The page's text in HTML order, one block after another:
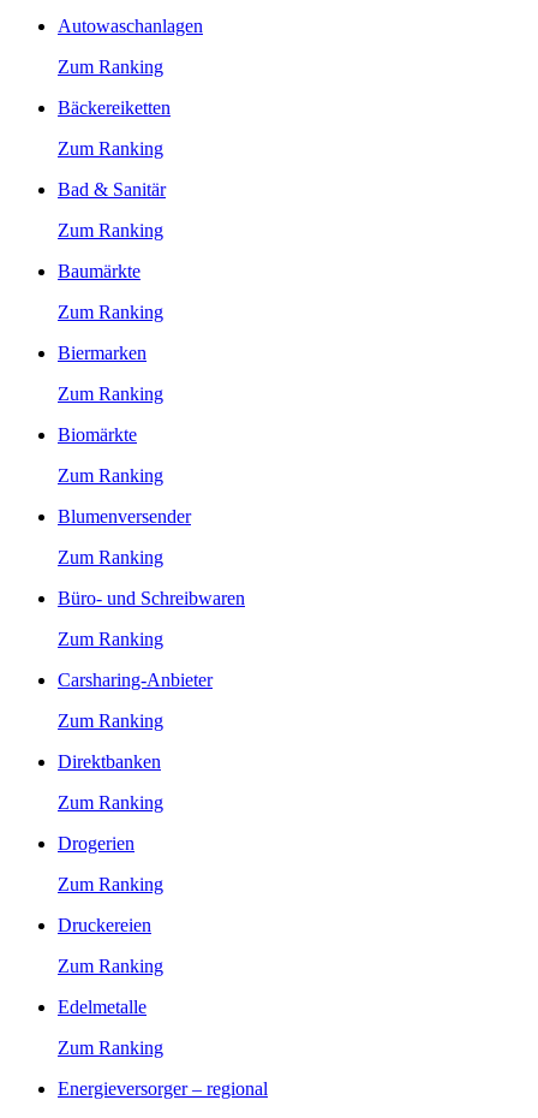
Autowaschanlagen
Zum Ranking
Bäckereiketten
Zum Ranking
Bad & Sanitär
Zum Ranking
Baumärkte
Zum Ranking
Biermarken
Zum Ranking
Biomärkte
Zum Ranking
Blumenversender
Zum Ranking
Büro- und Schreibwaren
Zum Ranking
Carsharing-Anbieter
Zum Ranking
Direktbanken
Zum Ranking
Drogerien
Zum Ranking
Druckereien
Zum Ranking
Edelmetalle
Zum Ranking
Energieversorger – regional